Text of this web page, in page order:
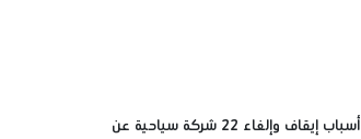
أسباب إيقاف وإلغاء 22 شركة سياحية عن